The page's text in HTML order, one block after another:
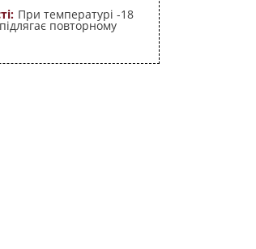
При температурі -18
повторному